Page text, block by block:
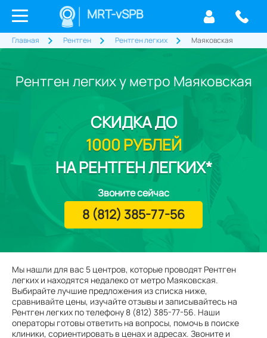
MRT-vSPB
Главная Рентген Рентген легких Маяковская
Рентген легких у метро Маяковская
Мы нашли для вас 5 центров, которые проводят Рентген
легких и находятся недалеко от метро Маяковская.
Выбирайте лучшие предложения из списка ниже,
сравнивайте цены, изучайте отзывы и записывайтесь на
Рентген легких по телефону 8 (812) 385-77-56. Наши
операторы готовы ответить на вопросы, помочь в поиске
клиники, сориентировать в ценах и адресах. Звоните и
СКИДКАДО
1000 РУБЛЕЙ
НА РЕНТГЕН ЛЕГКИХ*
Звоните сейчас
8 (812) 385-77-56